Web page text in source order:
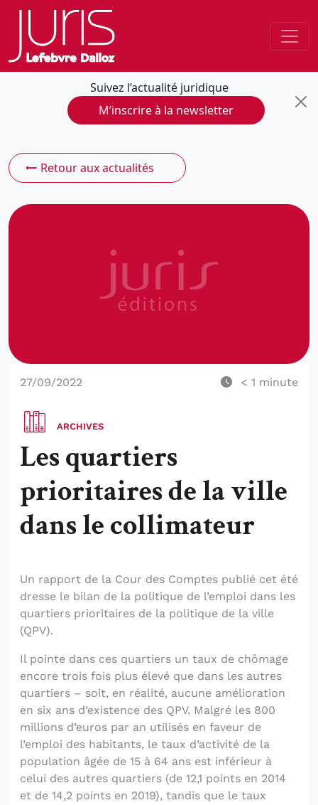
Suivez l’actualité juridique
M’inscrire à la newsletter
Retour aux actualités
27/09/2022 < 1 minute
ARCHIVES
Les quartiers
prioritaires de la ville
dans le collimateur
Un rapport de la Cour des Comptes publié cet été
dresse le bilan de la politique de l’emploi dans les
quartiers prioritaires de la politique de la ville
(QPV).
Il pointe dans ces quartiers un taux de chômage
encore trois fois plus élevé que dans les autres
quartiers – soit, en réalité, aucune amélioration
en six ans d’existence des QPV. Malgré les 800
millions d’euros par an utilisés en faveur de
l’emploi des habitants, le taux d’activité de la
population âgée de 15 à 64 ans est inférieur à
celui des autres quartiers (de 12,1 points en 2014
et de 14,2 points en 2019), tandis que le taux